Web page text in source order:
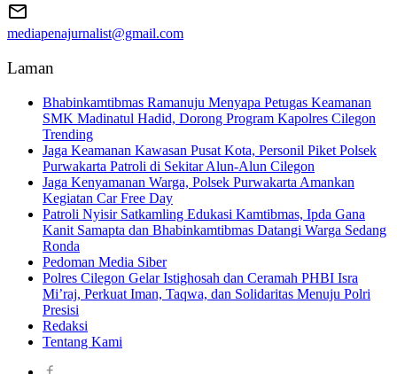
mediapenajurnalist@gmail.com
Laman
Bhabinkamtibmas Ramanuju Menyapa Petugas Keamanan
SMK Madinatul Hadid, Dorong Program Kapolres Cilegon
Trending
Jaga Keamanan Kawasan Pusat Kota, Personil Piket Polsek
Purwakarta Patroli di Sekitar Alun-Alun Cilegon
Jaga Kenyamanan Warga, Polsek Purwakarta Amankan
Kegiatan Car Free Day
Patroli Nyisir Satkamling Edukasi Kamtibmas, Ipda Gana
Kanit Samapta dan Bhabinkamtibmas Datangi Warga Sedang
Ronda
Pedoman Media Siber
Polres Cilegon Gelar Istighosah dan Ceramah PHBI Isra
Mi’raj, Perkuat Iman, Taqwa, dan Solidaritas Menuju Polri
Presisi
Redaksi
Tentang Kami